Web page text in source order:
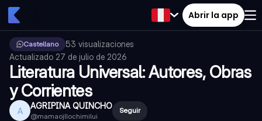
Abrir la app
Castellano 53 visualizaciones·
Actualizado 27 de julio de 2026
Literatura Universal: Autores, Obras
y Corrientes
A AGRIPINA QUINCHO
@mamaojllochimilui
Seguir